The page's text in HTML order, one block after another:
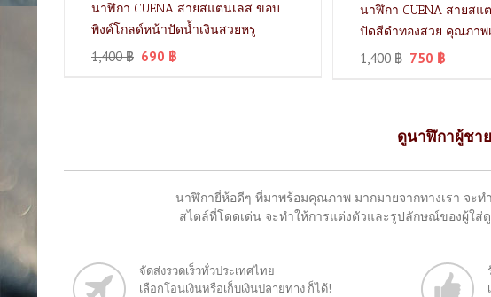
นาฬิกา CUENA สายสแตนเลส ขอบ
พิงค์โกลด์หน้าปัดน้ำเงินสวยหรู
1,400฿ 690 ฿
นาฬิกา CUENA สายสแ
ปัดสีดำทองสวย คุณภาพ
1,400฿ 750 ฿
ดูนาฬิกาผู้ชาย
นาฬิกายี่ห้อดีๆ ที่มาพร้อมคุณภาพ มากมายจากทางเรา จะท
สไตล์ที่โดดเด่น จะทำให้การแต่งตัวและรูปลักษณ์ของผู้ใส่
จัดส่งรวดเร็วทั่วประเทศไทย
เลือกโอนเงินหรือเก็บเงินปลายทาง ก็ได้!